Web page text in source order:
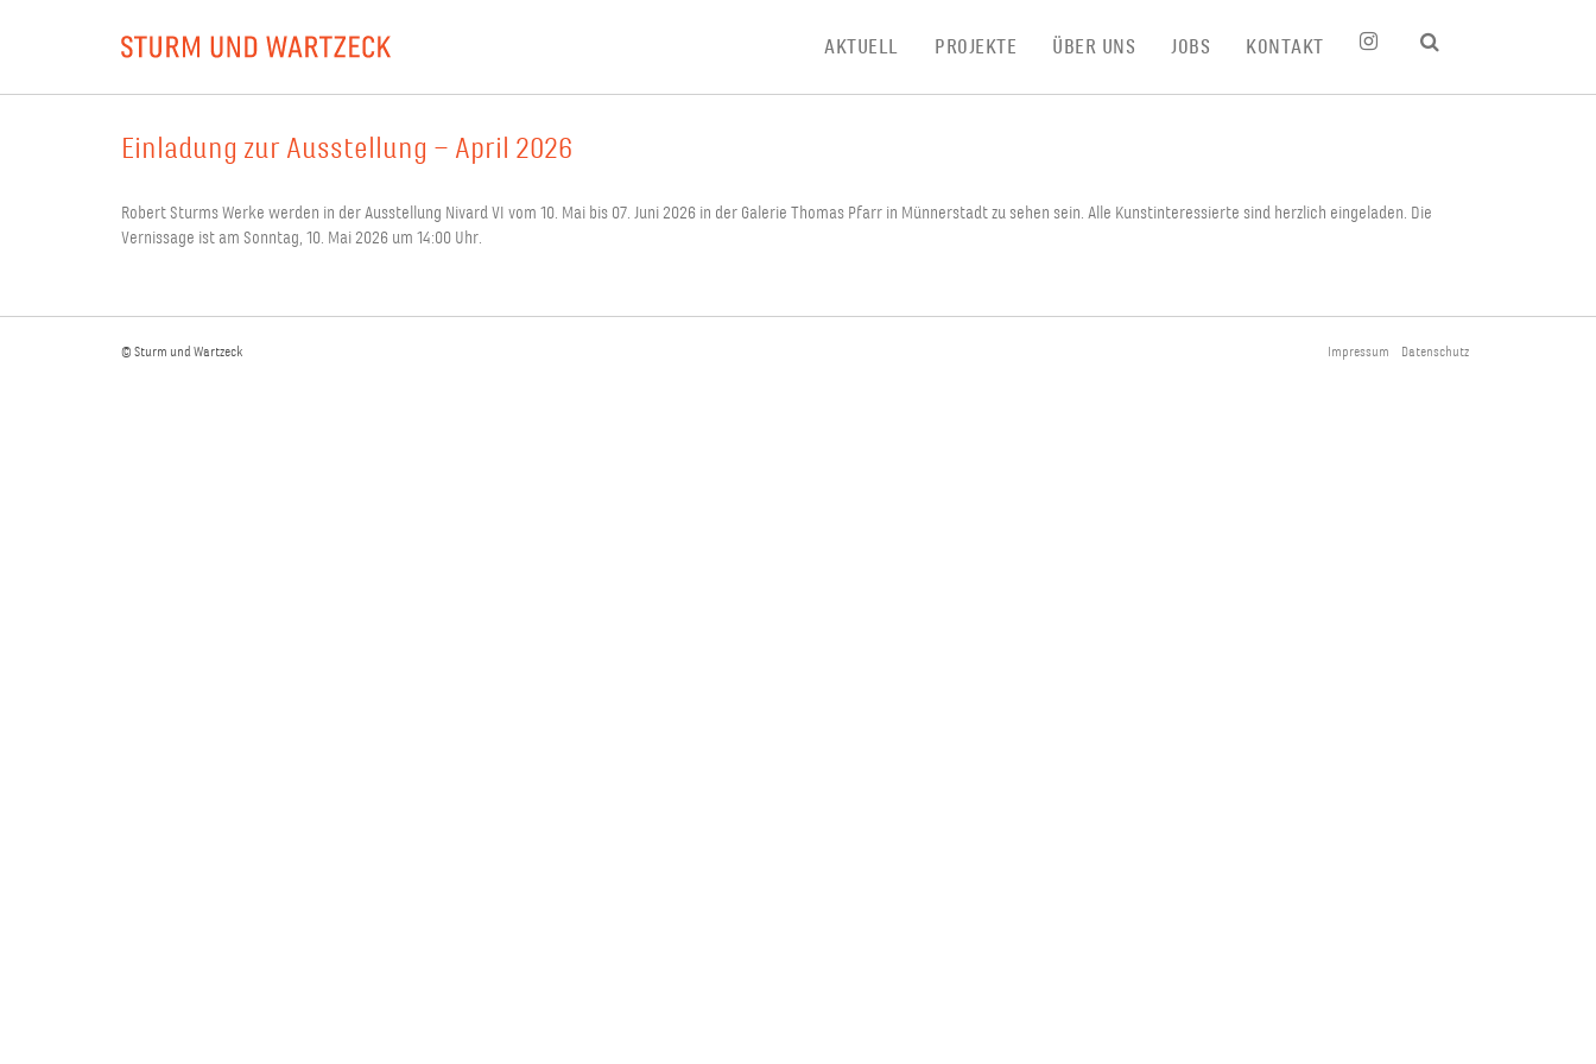
AKTUELL PROJEKTE ÜBER UNS JOBS KONTAKT
Einladung zur Ausstellung – April 2026
Robert Sturms Werke werden in der Ausstellung Nivard VI vom 10. Mai bis 07. Juni 2026 in der Galerie Thomas Pfarr in Münnerstadt zu sehen sein. Alle Kunstinteressierte sind herzlich eingeladen. Die
Vernissage ist am Sonntag, 10. Mai 2026 um 14:00 Uhr.
© Sturm und Wartzeck Impressum Datenschutz